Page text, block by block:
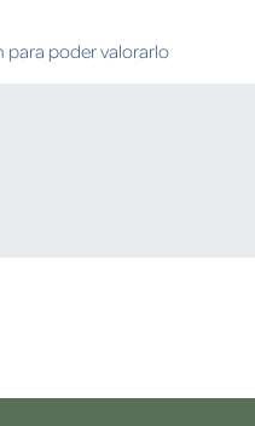
para poder valorarlo